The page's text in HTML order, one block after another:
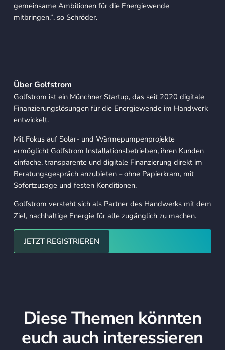
gemeinsame Ambitionen für die Energiewende
mitbringen.“, so Schröder.
Über Golfstrom
Golfstrom ist ein Münchner Startup, das seit 2020 digitale
Finanzierungslösungen für die Energiewende im Handwerk
entwickelt.
Mit Fokus auf Solar- und Wärmepumpenprojekte
ermöglicht Golfstrom Installationsbetrieben, ihren Kunden
einfache, transparente und digitale Finanzierung direkt im
Beratungsgespräch anzubieten – ohne Papierkram, mit
Sofortzusage und festen Konditionen.
Golfstrom versteht sich als Partner des Handwerks mit dem
Ziel, nachhaltige Energie für alle zugänglich zu machen.
JETZT REGISTRIEREN
Diese Themen könnten
euch auch interessieren